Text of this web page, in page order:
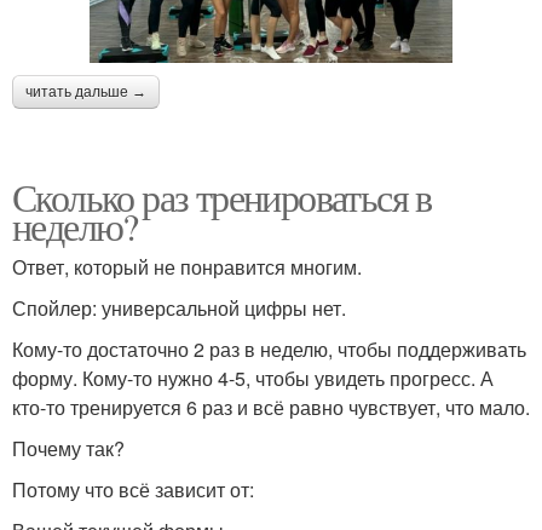
читать дальше →
Сколько раз тренироваться в
неделю?
Ответ, который не понравится многим.
Спойлер: универсальной цифры нет.
Кому-то достаточно 2 раз в неделю, чтобы поддерживать
форму. Кому-то нужно 4-5, чтобы увидеть прогресс. А
кто-то тренируется 6 раз и всё равно чувствует, что мало.
Почему так?
Потому что всё зависит от: